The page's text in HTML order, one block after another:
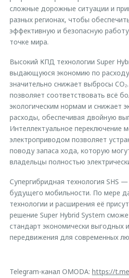
сложные дорожные ситуации и
разных регионах, чтобы
эффективную и безопасную
точке мира.
Высокий КПД технологии Super
выдающуюся экономию по
значительно снижает выбросы
позволяет соответствовать всё
экологическим нормам и снижает
расходы, обеспечивая двойную
Интеллектуальное переключение
электроприводом позволяет
поводу запаса хода, которую
владельцы полностью
Супергибридная технология SHS
будущего мобильности. По мере
технологии и расширения её
решение Super Hybrid System
стандарт экономически выгодных
передвижения для современных
Telegram-канал OMODA: https://